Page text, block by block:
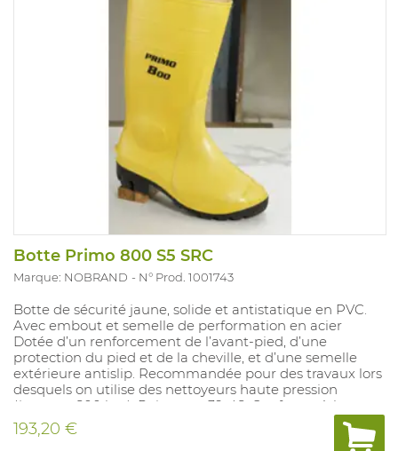
Botte Primo 800 S5 SRC
Marque: NOBRAND N° Prod. 1001743
Botte de sécurité jaune, solide et antistatique en PVC.
Avec embout et semelle de performation en acier
Dotée d’un renforcement de l’avant-pied, d’une
protection du pied et de la cheville, et d’une semelle
extérieure antislip. Recommandée pour des travaux lors
desquels on utilise des nettoyeurs haute pression
(jusquau 800 bar). Pointures: 39-48. Conforme à la
norme: EN 20345 S5 SRC.
193,20 €